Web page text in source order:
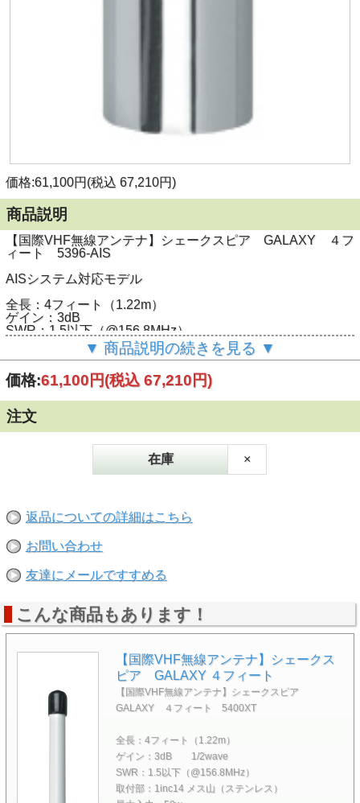
価格:61,100円(税込 67,210円)
商品説明
【国際VHF無線アンテナ】シェークスピア GALAXY ４フ
ィート 5396-AIS
AISシステム対応モデル
全長：4フィート（1.22m）
ゲイン：3dB
SWR：1.5以下（@156.8MHz）
取付部：1inc14 メス山（ステンレス）
最大入力：50w
付属：PL-259コネクター
バンド：5MHz 2.0：1 VSWR
▼ 商品説明の続きを見る ▼
価格:61,100円(税込 67,210円)
注文
在庫 ×
返品についての詳細はこちら
お問い合わせ
友達にメールですすめる
こんな商品もあります！
【国際VHF無線アンテナ】シェークス
ピア GALAXY ４フィート
【国際VHF無線アンテナ】シェークスピア
GALAXY ４フィート 5400XT
全長：4フィート（1.22m）
ゲイン：3dB 1/2wave
SWR：1.5以下（@156.8MHz）
取付部：1inc14 メス山（ステンレス）